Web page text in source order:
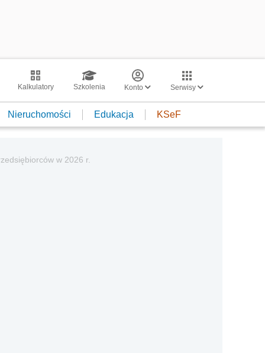
Kalkulatory Szkolenia Konto Serwisy
Nieruchomości Edukacja KSeF
w 2026 r.